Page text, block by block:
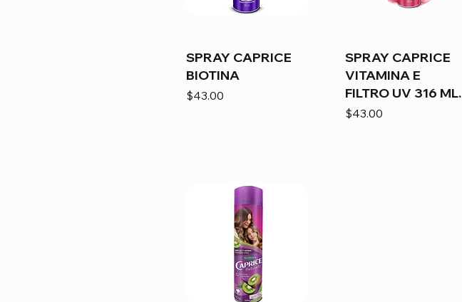
SPRAY CAPRICE
BIOTINA
Precio
$43.00
SPRAY CAPRICE
VITAMINA E
FILTRO UV 316 ML.
Precio
$43.00